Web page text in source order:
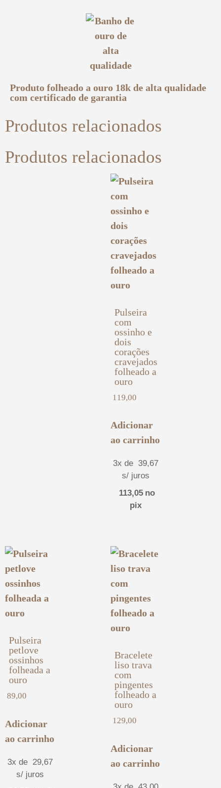
Produto folheado a ouro 18k de alta qualidade
com certificado de garantia
Produtos relacionados
Produtos relacionados
Pulseira
com
ossinho e
dois
corações
cravejados
folheado a
ouro
119,00
Adicionar
ao carrinho
3x de 39,67
s/ juros
113,05 no
pix
Pulseira
petlove
ossinhos
folheada a
ouro
89,00
Adicionar
ao carrinho
3x de 29,67
s/ juros
Bracelete
liso trava
com
pingentes
folheado a
ouro
129,00
Adicionar
ao carrinho